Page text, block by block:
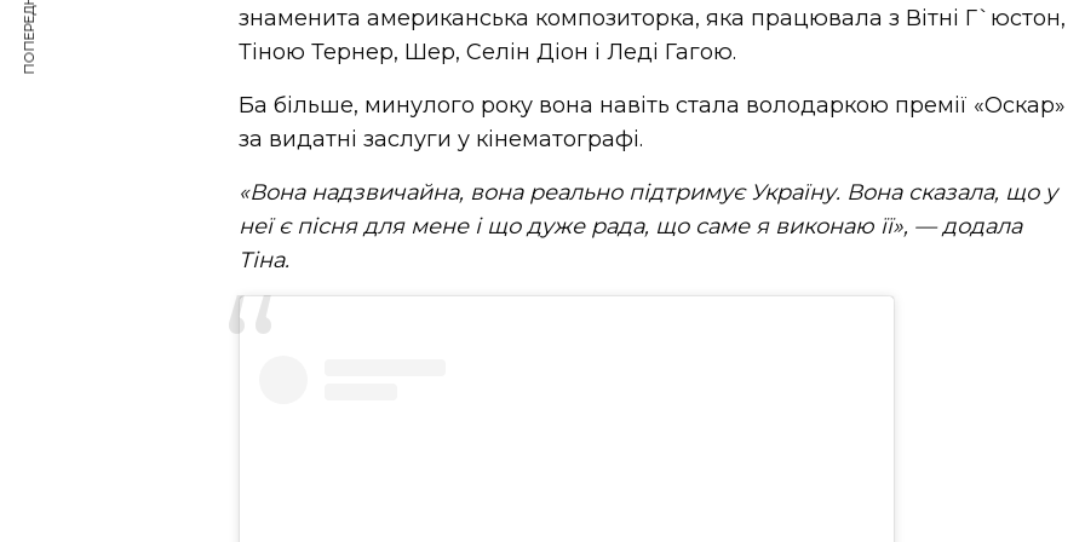
знаменита американська композиторка, яка працювала з Вітні Г`юстон,
Тіною Тернер, Шер, Селін Діон і Леді Гагою.
Ба більше, минулого року вона навіть стала володаркою премії «Оскар»
за видатні заслуги у кінематографі.
«Вона надзвичайна, вона реально підтримує Україну. Вона сказала, що у
неї є пісня для мене і що дуже рада, що саме я виконаю її», — додала
Тіна.